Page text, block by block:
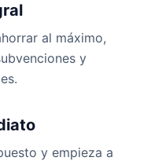
al máximo,
y
y empieza a